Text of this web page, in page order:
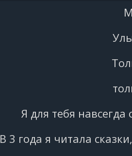
Я для тебя навсегда
В 3 года я читала